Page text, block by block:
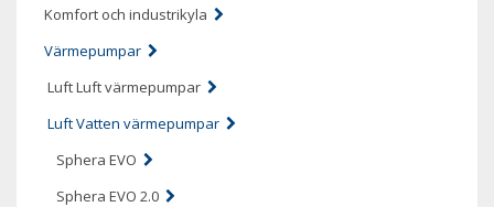
Komfort och industrikyla
Värmepumpar
Luft Luft värmepumpar
Luft Vatten värmepumpar
Sphera EVO
Sphera EVO 2.0